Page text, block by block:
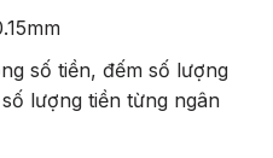
số tiền, đếm số lượng
lượng tiền từng ngân